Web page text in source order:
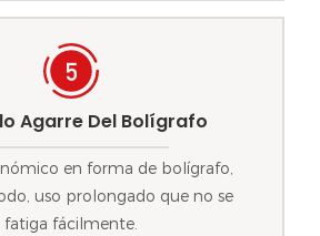
Agarre Del Bolígrafo
en forma de bolígrafo,
uso prolongado que no se
fatiga fácilmente.